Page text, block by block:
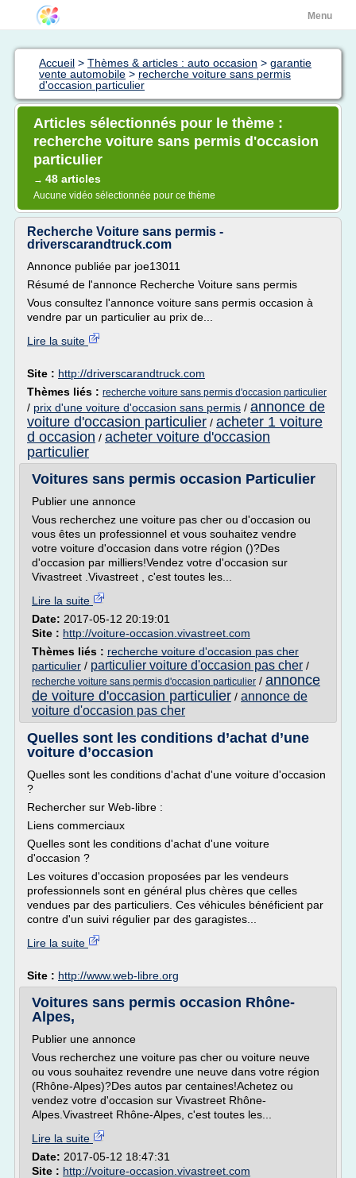
Menu
Accueil > Thèmes & articles : auto occasion > garantie
vente automobile > recherche voiture sans permis
d'occasion particulier
Articles sélectionnés pour le thème :
recherche voiture sans permis d'occasion
particulier
→ 48 articles
Aucune vidéo sélectionnée pour ce thème
Recherche Voiture sans permis -
driverscarandtruck.com
Annonce publiée par joe13011
Résumé de l'annonce Recherche Voiture sans permis
Vous consultez l'annonce voiture sans permis occasion à
vendre par un particulier au prix de...
Lire la suite
Site : http://driverscarandtruck.com
Thèmes liés : recherche voiture sans permis d'occasion particulier
/ prix d'une voiture d'occasion sans permis / annonce de
voiture d'occasion particulier / acheter 1 voiture
d occasion / acheter voiture d'occasion
particulier
Voitures sans permis occasion Particulier
Publier une annonce
Vous recherchez une voiture pas cher ou d'occasion ou
vous êtes un professionnel et vous souhaitez vendre
votre voiture d'occasion dans votre région ()?Des
d'occasion par milliers!Vendez votre d'occasion sur
Vivastreet .Vivastreet , c'est toutes les...
Lire la suite
Date: 2017-05-12 20:19:01
Site : http://voiture-occasion.vivastreet.com
Thèmes liés : recherche voiture d'occasion pas cher
particulier / particulier voiture d'occasion pas cher /
recherche voiture sans permis d'occasion particulier / annonce
de voiture d'occasion particulier / annonce de
voiture d'occasion pas cher
Quelles sont les conditions d’achat d’une
voiture d’occasion
Quelles sont les conditions d'achat d'une voiture d'occasion
?
Rechercher sur Web-libre :
Liens commerciaux
Quelles sont les conditions d'achat d'une voiture
d'occasion ?
Les voitures d'occasion proposées par les vendeurs
professionnels sont en général plus chères que celles
vendues par des particuliers. Ces véhicules bénéficient par
contre d'un suivi régulier par des garagistes...
Lire la suite
Site : http://www.web-libre.org
Voitures sans permis occasion Rhône-
Alpes,
Publier une annonce
Vous recherchez une voiture pas cher ou voiture neuve
ou vous souhaitez revendre une neuve dans votre région
(Rhône-Alpes)?Des autos par centaines!Achetez ou
vendez votre d'occasion sur Vivastreet Rhône-
Alpes.Vivastreet Rhône-Alpes, c'est toutes les...
Lire la suite
Date: 2017-05-12 18:47:31
Site : http://voiture-occasion.vivastreet.com